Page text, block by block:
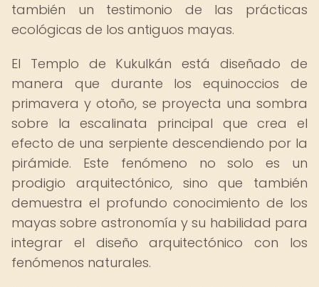
también un testimonio de las prácticas
ecológicas de los antiguos mayas.
El Templo de Kukulkán está diseñado de
manera que durante los equinoccios de
primavera y otoño, se proyecta una sombra
sobre la escalinata principal que crea el
efecto de una serpiente descendiendo por la
pirámide. Este fenómeno no solo es un
prodigio arquitectónico, sino que también
demuestra el profundo conocimiento de los
mayas sobre astronomía y su habilidad para
integrar el diseño arquitectónico con los
fenómenos naturales.